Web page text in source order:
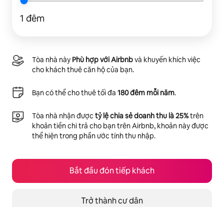
1 đêm
Tòa nhà này Phù hợp với Airbnbvà khuyến khích việc
cho khách thuê căn hộ của bạn.
Bạn có thể cho thuê tối đa 180 đêm mỗi năm.
Tòa nhà nhận được tỷ lệ chia sẻ doanh thu là 25%trên
khoản tiền chi trả cho bạn trên Airbnb, khoản này được
thể hiện trong phần ước tính thu nhập.
Bắt đầu đón tiếp khách
Trở thành cư dân